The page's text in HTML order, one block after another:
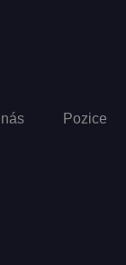
Pozice